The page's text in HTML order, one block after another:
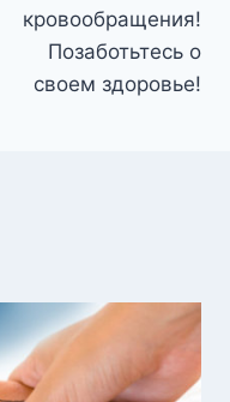
кровообращения!
Позаботьтесь о
своем здоровье!